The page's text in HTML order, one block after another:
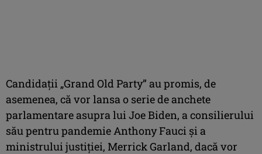
Candidaţii „Grand Old Party” au promis, de
asemenea, că vor lansa o serie de anchete
parlamentare asupra lui Joe Biden, a consilierului
său pentru pandemie Anthony Fauci şi a
ministrului justiţiei, Merrick Garland, dacă vor